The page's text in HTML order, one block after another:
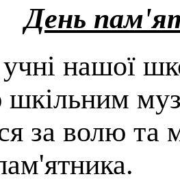
День
нашої
шкільним
за волю та